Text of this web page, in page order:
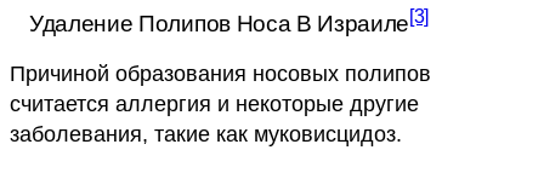
Удаление Полипов Носа В Израиле[3]
Причиной образования носовых полипов
считается аллергия и некоторые другие
заболевания, такие как муковисцидоз.